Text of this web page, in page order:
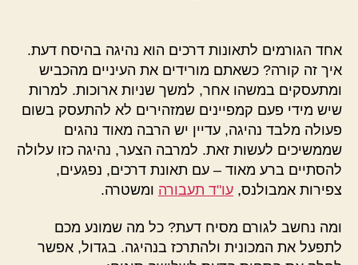
אחד הגורמים לתאונות דרכים הוא נהיגה בהיסח דעת.
איך זה קורה? כשאתם מורידים את העיניים מהכביש
ומתעסקים במשהו אחר, למשך שניות ארוכות. למרות
שיש מידי פעם קמפיינים שמזהירים לא להתעסק בשום
פעולה מלבד נהיגה, עדיין יש הרבה מאוד נהגים
שממשיכים לעשות זאת. למרבה הצער, נהיגה כזו עלולה
להסתיים ברע מאוד – עם תאונת דרכים, נפגעים,
צפירות אמבולנס, עו"ד תעבורה ומשטרה.
ומה נחשב לגורם מסיח דעת? כל מה שמונע מכם
לתפעל את המכונית ולהתרכז בנהיגה. בגדול, אפשר